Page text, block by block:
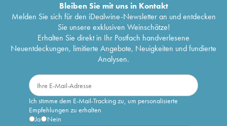
Bleiben Sie mit uns in Kontakt
Melden Sie sich für den iDealwine-Newsletter an und entdecken
Sie unsere exklusiven Weinschätze!
Erhalten Sie direkt in Ihr Postfach handverlesene
Neuentdeckungen, limitierte Angebote, Neuigkeiten und fundierte
Analysen.
Ich stimme dem E-Mail-Tracking zu, um personalisierte
Empfehlungen zu erhalten
Ja
Nein